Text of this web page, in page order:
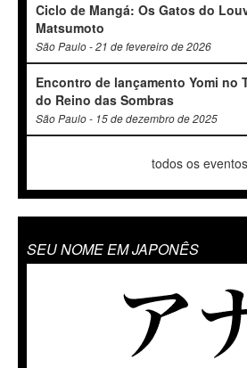
Ciclo de Mangá: Os Gatos do
Matsumoto
São Paulo - 21 de fevereiro de 2026
Encontro de lançamento Yomi no
do Reino das Sombras
São Paulo - 15 de dezembro de 2025
todos os eventos
SEU NOME EM JAPONÊS